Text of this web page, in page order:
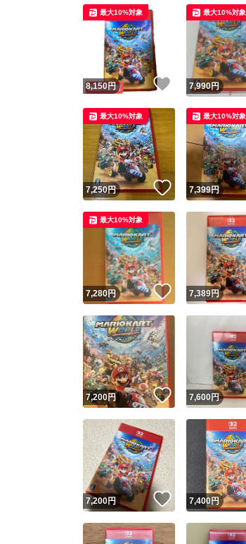
8,150円 いいね！
最大10%対象
7,990円
最大10%対象
7,250円 いいね！
最大10%対象
7,399円
最大10%対象
7,280円 いいね！
最大10%対象
7,389円
7,200円 いいね！
7,600円
7,200円 いいね！
7,400円